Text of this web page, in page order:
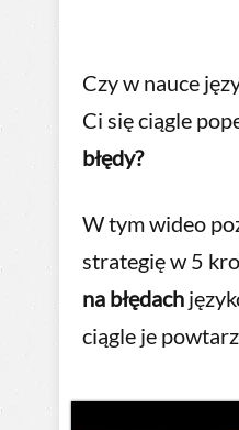
Czy w nauce
Ci się ciągle
błędy?
W tym wideo
strategię w 5
na błędach
ciągle je